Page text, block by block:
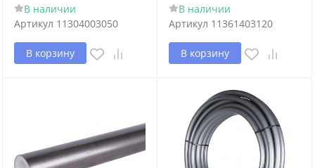
В наличии
Артикул 11304003050
В корзину
В наличии
Артикул 11361403120
В корзину